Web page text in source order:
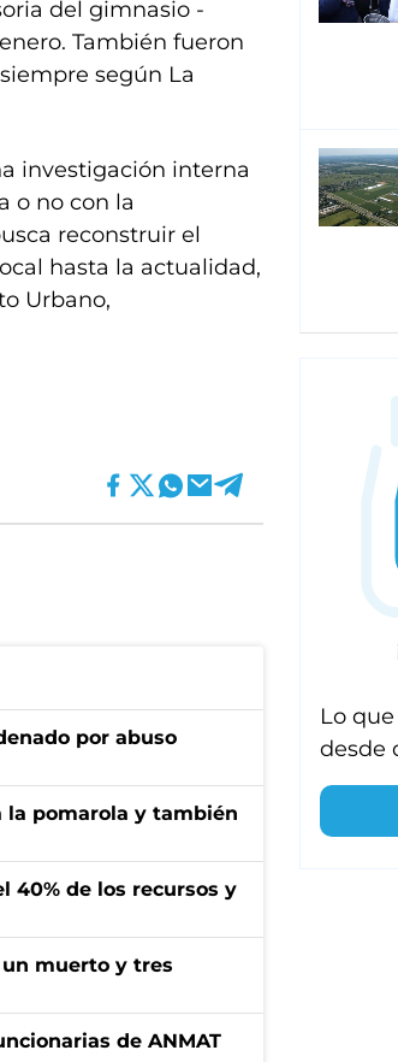
del gimnasio -
También fueron
según La
investigación interna
o no con la
reconstruir el
hasta la actualidad,
Urbano,
por abuso
la pomarola y también
40% de los recursos y
un muerto y tres
de ANMAT
Lo
desde